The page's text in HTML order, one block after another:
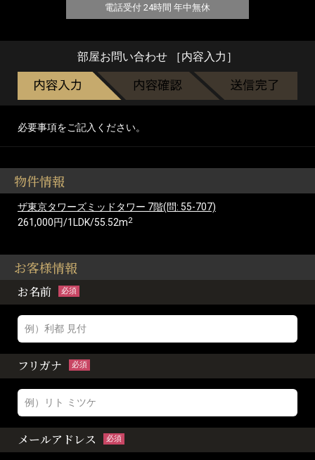
電話受付 24時間 年中無休
部屋お問い合わせ ［内容入力］
必要事項をご記入ください。
物件情報
ザ東京タワーズミッドタワー 7階(問: 55-707)
261,000円/1LDK/55.52m2
お客様情報
お名前 必須
フリガナ 必須
メールアドレス 必須